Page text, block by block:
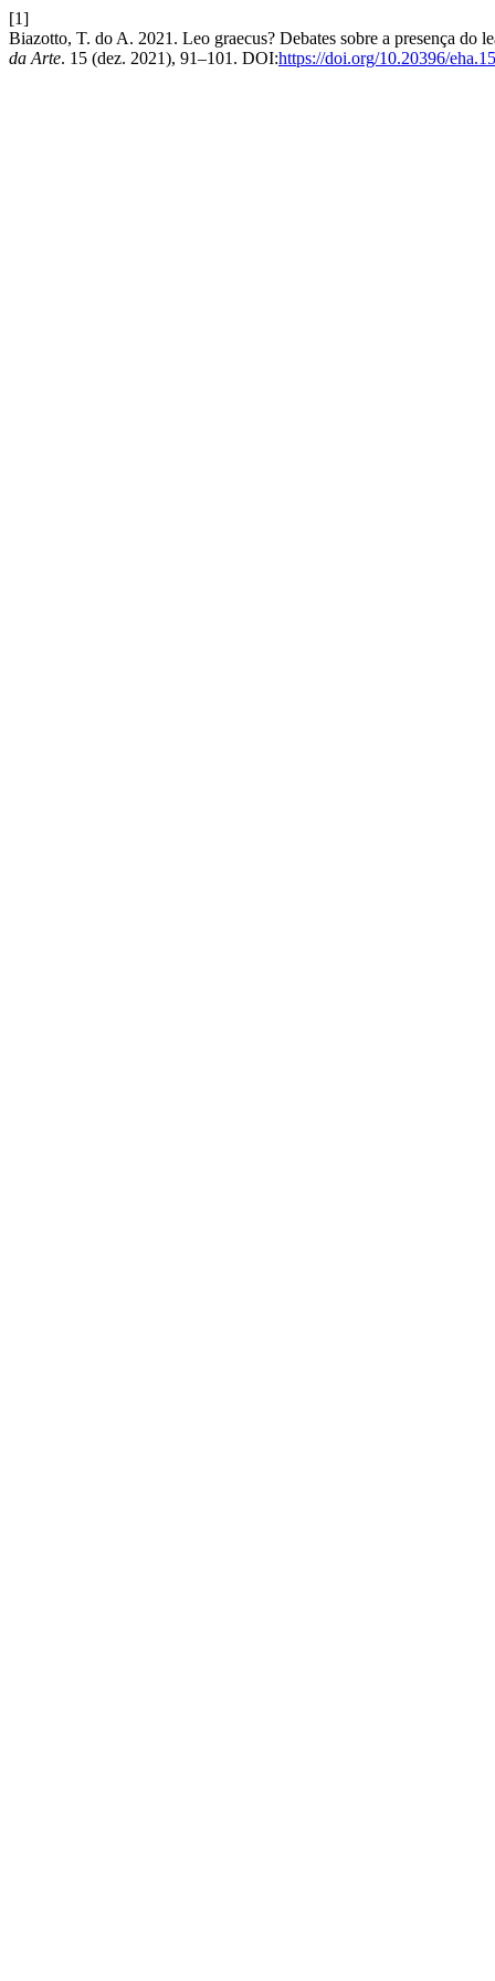
[1]
Biazotto, T. do A. 2021. Leo graecus? Debates sobre a presença do
da Arte. 15 (dez. 2021), 91–101. DOI:https://doi.org/10.20396/